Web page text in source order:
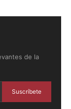
de la
Suscríbete